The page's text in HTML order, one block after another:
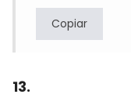
Copiar
13.